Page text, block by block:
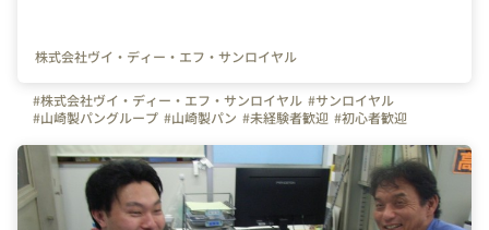
株式会社ヴイ・ディー・エフ・サンロイヤル
#株式会社ヴイ・ディー・エフ・サンロイヤル #サンロイヤル
#山崎製パングループ #山崎製パン #未経験者歓迎 #初心者歓迎
#パン #冷凍生地 #休日 #土日休み #埼玉県 #パン好き集まれ♪